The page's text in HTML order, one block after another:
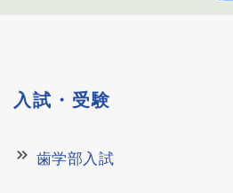
入試・受験
keyboard_double_arrow_right 歯学部入試